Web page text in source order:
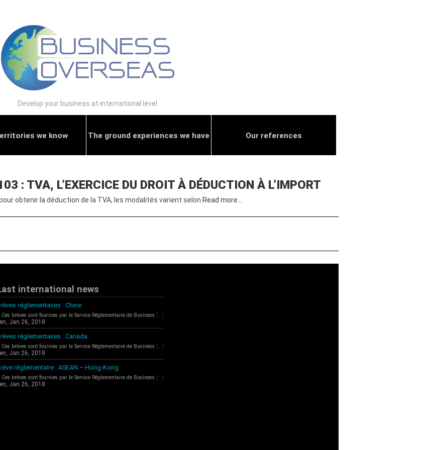
Develop your business at international level
we know The ground experiences we have Our references
: TVA, L’EXERCICE DU DROIT À DÉDUCTION À L’IMPORT
obtenir la déduction de la TVA, les modalités varient selon Read more…
international news
réglementaires : Chine
Ces brèves sont fournies par le Service Réglementaire de Business [...]
Jan 26, 2018
réglementaires : Canada
Ces brèves sont fournies par le Service Réglementaire de Business [...]
Jan 26, 2018
réglementaire : ASEAN – Hong-Kong
Ces brèves sont fournies par le Service Réglementaire de Business [...]
Jan 26, 2018